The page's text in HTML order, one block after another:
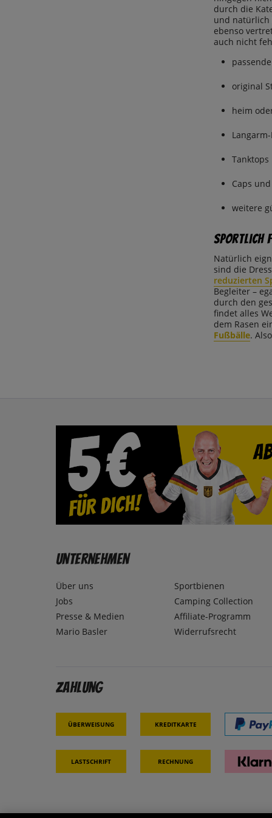
durch die
und natürlich
ebenso
auch nicht
original
heim
Langarm-
Tanktops
Caps
weitere
Sportlich
Natürlich
sind die
reduzierten
Begleiter –
durch den
findet alles
dem Rasen
Fußbälle.
Unternehmen
Über uns
Jobs
Presse & Medien
Mario Basler
Sportbienen
Camping Collection
Affiliate-Programm
Widerrufsrecht
Zahlung
Überweisung Kreditkarte
Lastschrift Rechnung